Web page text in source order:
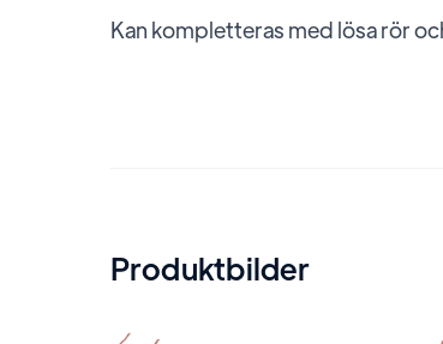
Kan kompletteras med lösa rör
Produktbilder